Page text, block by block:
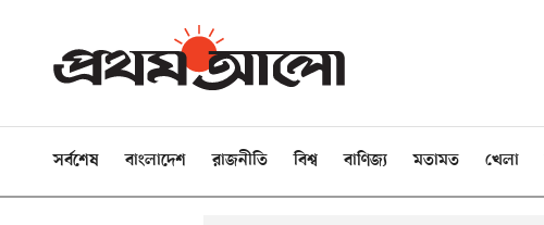
সর্বশেষ বাংলাদেশ রাজনীতি বিশ্ব বাণিজ্য মতামত খেলা